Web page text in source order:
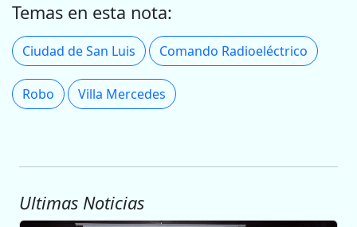
Temas en esta nota:
Ciudad de San Luis Comando Radioeléctrico
Robo Villa Mercedes
Ultimas Noticias